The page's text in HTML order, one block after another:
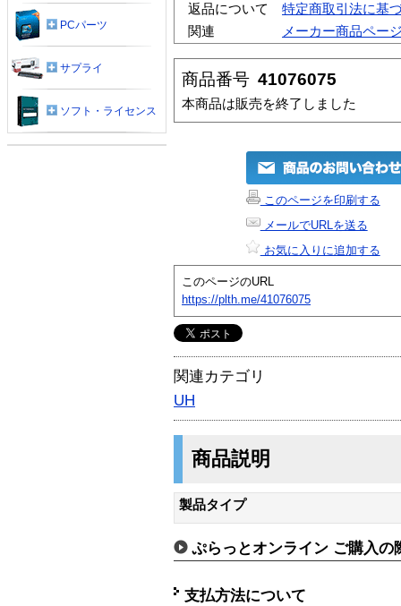
返品について
特定商取引法に基
関連
メーカー商品ペー
商品番号 41076075
本商品は販売を終了しました
このページを印刷する
メールでURLを送る
お気に入りに追加する
このページのURL
https://plth.me/41076075
関連カテゴリ
UH
商品説明
製品タイプ
ぷらっとオンライン ご購入の
支払方法について
PCパーツ
サプライ
ソフト・ライセンス